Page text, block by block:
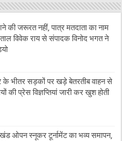
जरूरत नहीं, पात्र मतदाता का नाम
विवेक राय से संपादक विनोद भगत ने
के भीतर सड़कों पर खड़े बेतरतीब वाहन से
की प्रेस विज्ञप्तियां जारी कर खुश होती
ओपन स्नूकर टूर्नामेंट का भव्य समापन,